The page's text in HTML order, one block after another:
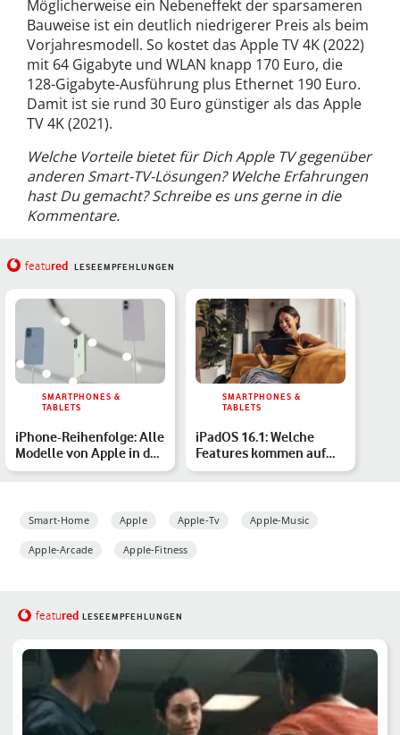
Möglicherweise ein Nebeneffekt der sparsameren
Bauweise ist ein deutlich niedrigerer Preis als beim
Vorjahresmodell. So kostet das Apple TV 4K (2022)
mit 64 Gigabyte und WLAN knapp 170 Euro, die
128-Gigabyte-Ausführung plus Ethernet 190 Euro.
Damit ist sie rund 30 Euro günstiger als das Apple
TV 4K (2021).
Welche Vorteile bietet für Dich Apple TV gegenüber
anderen Smart-TV-Lösungen? Welche Erfahrungen
hast Du gemacht? Schreibe es uns gerne in die
Kommentare.
featured LESEEMPFEHLUNGEN
SMARTPHONES &
TABLETS
iPhone-Reihenfolge: Alle
Modelle von Apple in der
Übersicht
SMARTPHONES &
TABLETS
iPadOS 16.1: Welche
Features kommen auf
neue und alte iPads?
Smart-Home Apple Apple-Tv Apple-Music
Apple-Arcade Apple-Fitness
featured LESEEMPFEHLUNGEN